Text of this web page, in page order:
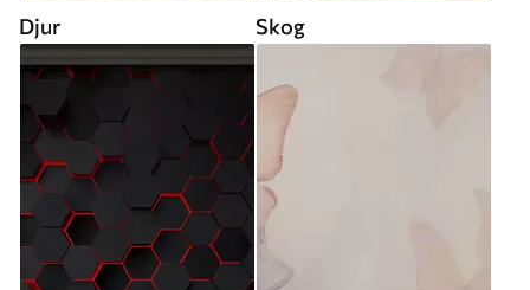
Djur Skog